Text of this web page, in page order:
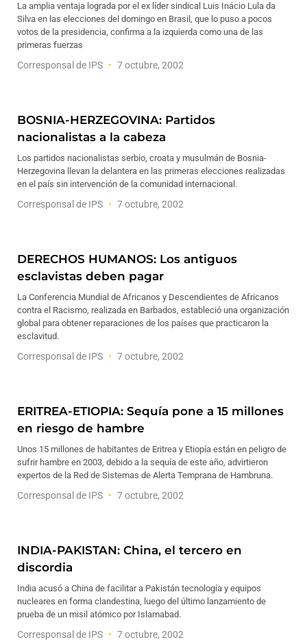
La amplia ventaja lograda por el ex líder sindical Luis Inácio Lula da
Silva en las elecciones del domingo en Brasil, que lo puso a pocos
votos de la presidencia, confirma a la izquierda como una de las
primeras fuerzas
Corresponsal de IPS 7 octubre, 2002
BOSNIA-HERZEGOVINA: Partidos
nacionalistas a la cabeza
Los partidos nacionalistas serbio, croata y musulmán de Bosnia-
Herzegovina llevan la delantera en las primeras elecciones realizadas
en el país sin intervención de la comunidad internacional.
Corresponsal de IPS 7 octubre, 2002
DERECHOS HUMANOS: Los antiguos
esclavistas deben pagar
La Conferencia Mundial de Africanos y Descendientes de Africanos
contra el Racismo, realizada en Barbados, estableció una organización
global para obtener reparaciones de los países que practicaron la
esclavitud.
Corresponsal de IPS 7 octubre, 2002
ERITREA-ETIOPIA: Sequía pone a 15 millones
en riesgo de hambre
Unos 15 millones de habitantes de Eritrea y Etiopía están en peligro de
sufrir hambre en 2003, debido a la sequía de este año, advirtieron
expertos de la Red de Sistemas de Alerta Temprana de Hambruna.
Corresponsal de IPS 7 octubre, 2002
INDIA-PAKISTAN: China, el tercero en
discordia
India acusó a China de facilitar a Pakistán tecnología y equipos
nucleares en forma clandestina, luego del último lanzamiento de
prueba de un misil atómico por Islamabad.
Corresponsal de IPS 7 octubre, 2002